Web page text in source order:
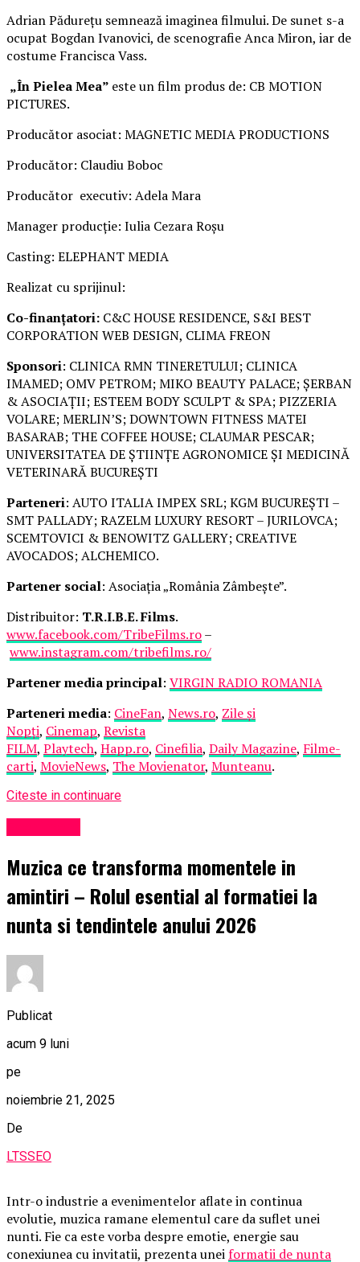
Adrian Pădurețu semnează imaginea filmului. De sunet s-a
ocupat Bogdan Ivanovici, de scenografie Anca Miron, iar de
costume Francisca Vass.
„În Pielea Mea” este un film produs de: CB MOTION
PICTURES.
Producător asociat: MAGNETIC MEDIA PRODUCTIONS
Producător: Claudiu Boboc
Producător executiv: Adela Mara
Manager producție: Iulia Cezara Roșu
Casting: ELEPHANT MEDIA
Realizat cu sprijinul:
Co-finanțatori: C&C HOUSE RESIDENCE, S&I BEST
CORPORATION WEB DESIGN, CLIMA FREON
Sponsori: CLINICA RMN TINERETULUI; CLINICA
IMAMED; OMV PETROM; MIKO BEAUTY PALACE; ȘERBAN
& ASOCIAȚII; ESTEEM BODY SCULPT & SPA; PIZZERIA
VOLARE; MERLIN’S; DOWNTOWN FITNESS MATEI
BASARAB; THE COFFEE HOUSE; CLAUMAR PESCAR;
UNIVERSITATEA DE ȘTIINȚE AGRONOMICE ȘI MEDICINĂ
VETERINARĂ BUCUREȘTI
Parteneri: AUTO ITALIA IMPEX SRL; KGM BUCUREȘTI –
SMT PALLADY; RAZELM LUXURY RESORT – JURILOVCA;
SCEMTOVICI & BENOWITZ GALLERY; CREATIVE
AVOCADOS; ALCHEMICO.
Partener social: Asociația „România Zâmbește”.
Distribuitor: T.R.I.B.E. Films.
www.facebook.com/TribeFilms.ro–
www.instagram.com/tribefilms.ro/
Partener media principal: VIRGIN RADIO ROMANIA
Parteneri media: CineFan, News.ro, Zile și
Nopți, Cinemap, Revista
FILM, Playtech, Happ.ro, Cinefilia, Daily Magazine, Filme-
carti, MovieNews, The Movienator, Munteanu.
Citeste in continuare
Muzica ce transforma momentele in
amintiri – Rolul esential al formatiei la
nunta si tendintele anului 2026
Publicat
acum 9 luni
pe
noiembrie 21, 2025
De
LTSSEO
Intr-o industrie a evenimentelor aflate in continua
evolutie, muzica ramane elementul care da suflet unei
nunti. Fie ca este vorba despre emotie, energie sau
conexiunea cu invitatii, prezenta uneiformatii de nunta